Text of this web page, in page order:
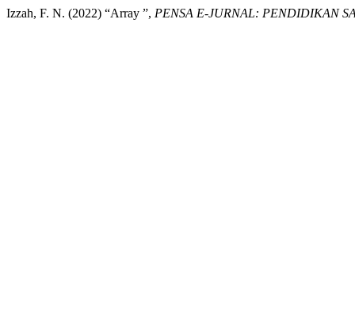
Izzah, F. N. (2022) “Array ”, PENSA E-JURNAL: PENDIDIKAN